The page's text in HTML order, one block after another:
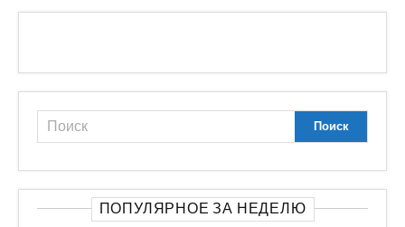
ПОПУЛЯРНОЕ ЗА НЕДЕЛЮ